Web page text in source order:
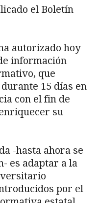
el Boletín
autorizado hoy
información
que
15 días en
con el fin de
su
-hasta ahora se
es adaptar a la
por el